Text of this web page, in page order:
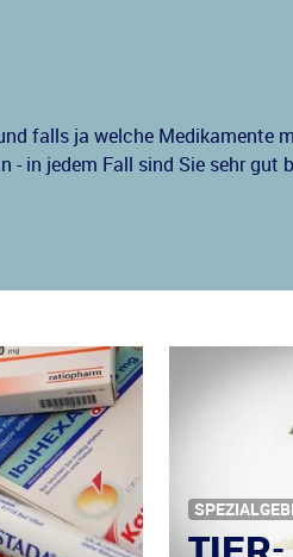
falls ja welche Medikamente
- in jedem Fall sind Sie sehr gut